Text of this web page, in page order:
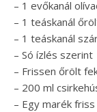
– 1 evőkanál
– 1 teáskanál
– 1 teáskanál
– Só ízlés szerint
– Frissen őrölt
– 200 ml
– Egy marék